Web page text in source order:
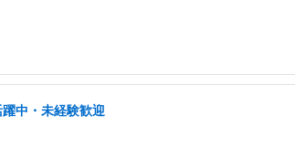
中・未経験歓迎